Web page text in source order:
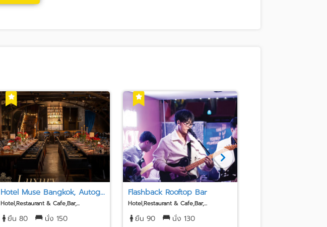
Hotel Muse Bangkok, Autog...
Hotel,Restaurant & Cafe,Bar,...
ยืน 80 นั่ง 150
Flashback Rooftop Bar
Hotel,Restaurant & Cafe,Bar,...
ยืน 90 นั่ง 130